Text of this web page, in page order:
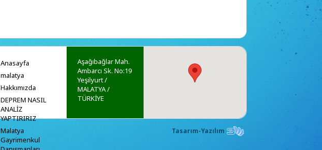
Anasayfa
malatya
Hakkımızda
DEPREM NASIL
ANALİZ
YAPTIRIRIZ
Malatya
Gayrimenkul
Aşağıbağlar Mah.
Ambarcı Sk. No:19
Yeşilyurt /
MALATYA /
TÜRKİYE
Tasarım-Yazılım